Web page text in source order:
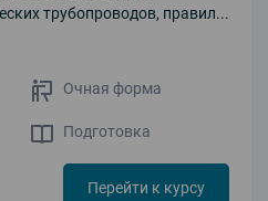
трубопроводов, правил...
Перейти к курсу
Очная форма
Подготовка